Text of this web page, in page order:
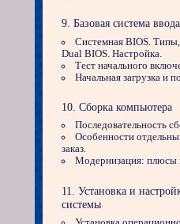
Базовая система
Системная BIOS.
Dual BIOS. Настройка.
Тест начального
Начальная загрузка и
Сборка компьютера
Последовательность
Особенности
заказ.
Модернизация: плюсы
Установка и
системы